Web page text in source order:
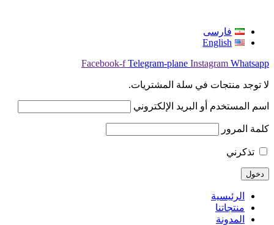
فارسی
English
Facebook-f Telegram-plane Instagram Whatsapp
لا توجد منتجات في سلة المشتريات.
اسم المستخدم أو البريد الإلكتروني
كلمة المرور
تذكرني
الرئيسية
منتجاتنا
المدونة